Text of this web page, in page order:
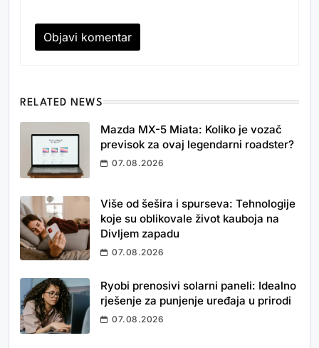
RELATED NEWS
Mazda MX-5 Miata: Koliko je vozač
previsok za ovaj legendarni roadster?
07.08.2026
Više od šešira i spurseva: Tehnologije
koje su oblikovale život kauboja na
Divljem zapadu
07.08.2026
Ryobi prenosivi solarni paneli: Idealno
rješenje za punjenje uređaja u prirodi
07.08.2026